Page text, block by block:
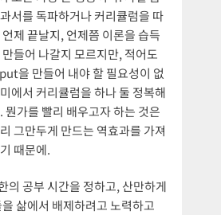
서를 독파하거나 커리큘럼을 따
제 끝날지, 언제쯤 이론을 습득
들어 나갈지 모르지만, 적어도
을 만들어 내야 할 필요성이 없
에서 커리큘럼을 하나 둘 정복해
뭔가를 빨리 배우고자 하는 것은
그만두게 만드는 역효과를 가져
때문에.
의 공부 시간을 정하고, 산만하게
삶에서 배제하려고 노력하고